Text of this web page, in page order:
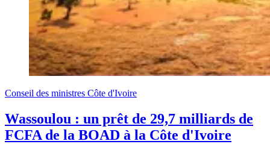
Conseil des ministres Côte d'Ivoire
Wassoulou : un prêt de 29,7 milliards de
FCFA de la BOAD à la Côte d'Ivoire